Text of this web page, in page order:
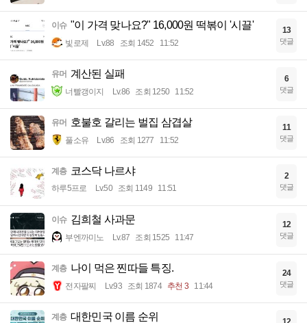
이슈 "이 가격 맞나요?" 16,000원 떡볶이 '시끌'
빛로제 Lv.88 조회 1452 11:52
13
댓글
유머 계산된 실패
너빨갱이지 Lv.86 조회 1250 11:52
6
댓글
유머 호불호 갈리는 벌집 삼겹살
풀소유 Lv.86 조회 1277 11:52
11
댓글
계층 코스닥 나르샤
하루5프로 Lv.50 조회 1149 11:51
2
댓글
이슈 김희철 사과문
부엔까미노 Lv.87 조회 1525 11:47
12
댓글
계층 나이 먹은 찐따들 특징.
전자팔찌 Lv.93 조회 1874 추천 3 11:44
24
댓글
계층 대한민국 이름 순위